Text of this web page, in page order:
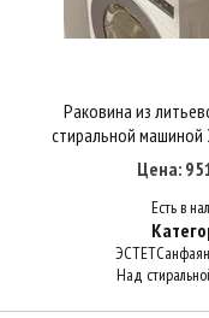
В
Купить в
Раковина из
стиральной машиной
Цена:
Есть в
ЭСТЕТ
Над